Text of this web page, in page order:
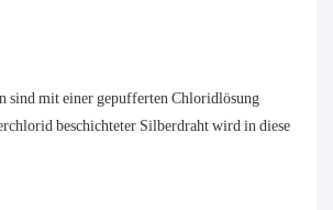
sind mit einer gepufferten Chloridlösung
beschichteter Silberdraht wird in diese